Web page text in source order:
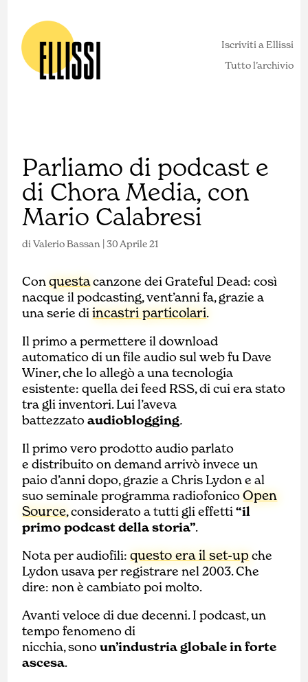
Iscriviti a Ellissi
Tutto l’archivio
Parliamo di podcast e
di Chora Media, con
Mario Calabresi
diValerio Bassan |30 Aprile 21
Conquestacanzone dei Grateful Dead: così
nacque il podcasting, vent’anni fa, grazie a
una serie diincastri particolari.
Il primo a permettere il download
automatico di un file audio sul web fu Dave
Winer, che lo allegò a una tecnologia
esistente: quella dei feed RSS, di cui era stato
tra gli inventori. Lui l’aveva
battezzatoaudioblogging.
Il primo vero prodotto audio parlato
e distribuito on demand arrivò invece un
paio d’anni dopo, grazie a Chris Lydon e al
suo seminale programma radiofonicoOpen
Source, considerato a tutti gli effetti“il
primo podcast della storia”.
Nota per audiofili:questo era il set-upche
Lydon usava per registrare nel 2003. Che
dire: non è cambiato poi molto.
Avanti veloce di due decenni. I podcast, un
tempo fenomeno di
nicchia, sonoun’industria globale in forte
ascesa.